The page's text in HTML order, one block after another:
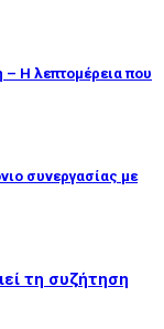
Η λεπτομέρεια που
συνεργασίας με
τη συζήτηση